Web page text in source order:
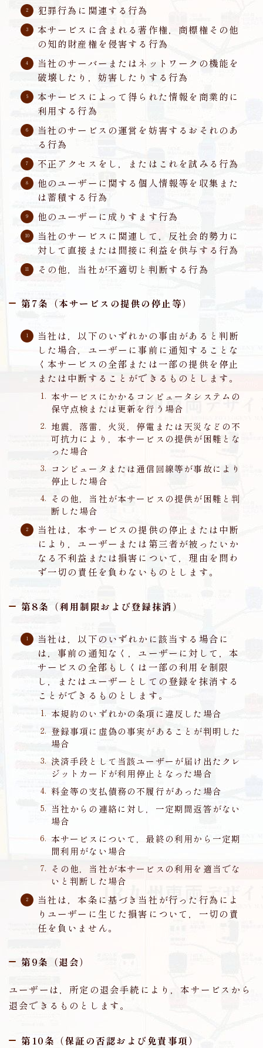
犯罪行為に関連する行為
本サービスに含まれる著作権，商標権その他
の知的財産権を侵害する行為
当社のサーバーまたはネットワークの機能を
破壊したり，妨害したりする行為
本サービスによって得られた情報を商業的に
利用する行為
当社のサービスの運営を妨害するおそれのあ
る行為
不正アクセスをし，またはこれを試みる行為
他のユーザーに関する個人情報等を収集また
は蓄積する行為
他のユーザーに成りすます行為
当社のサービスに関連して，反社会的勢力に
対して直接または間接に利益を供与する行為
その他，当社が不適切と判断する行為
第7条（本サービスの提供の停止等）
当社は，以下のいずれかの事由があると判断
した場合，ユーザーに事前に通知することな
く本サービスの全部または一部の提供を停止
または中断することができるものとします。
本サービスにかかるコンピュータシステムの
保守点検または更新を行う場合
地震，落雷，火災，停電または天災などの不
可抗力により，本サービスの提供が困難とな
った場合
コンピュータまたは通信回線等が事故により
停止した場合
その他，当社が本サービスの提供が困難と判
断した場合
当社は，本サービスの提供の停止または中断
により，ユーザーまたは第三者が被ったいか
なる不利益または損害について，理由を問わ
ず一切の責任を負わないものとします。
第8条（利用制限および登録抹消）
当社は，以下のいずれかに該当する場合に
は，事前の通知なく，ユーザーに対して，本
サービスの全部もしくは一部の利用を制限
し，またはユーザーとしての登録を抹消する
ことができるものとします。
本規約のいずれかの条項に違反した場合
登録事項に虚偽の事実があることが判明した
場合
決済手段として当該ユーザーが届け出たクレ
ジットカードが利用停止となった場合
料金等の支払債務の不履行があった場合
当社からの連絡に対し，一定期間返答がない
場合
本サービスについて，最終の利用から一定期
間利用がない場合
その他，当社が本サービスの利用を適当でな
いと判断した場合
当社は，本条に基づき当社が行った行為によ
りユーザーに生じた損害について，一切の責
任を負いません。
第9条（退会）
ユーザーは，所定の退会手続により，本サービスから
退会できるものとします。
第10条（保証の否認および免責事項）